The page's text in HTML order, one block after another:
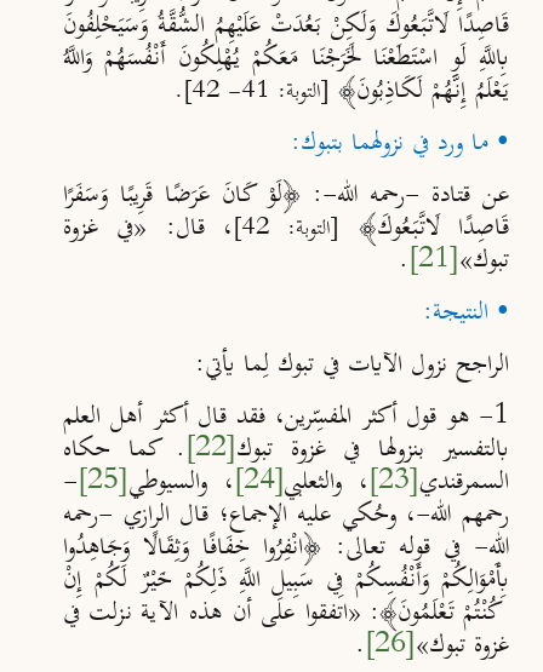
قَاصِدًا لَاتَّبَعُوكَ وَلَكِنْ بَعُدَتْ عَلَيْهِمُ الشُّقَّةُ وَسَيَحْلِفُونَ
بِاللَّهِ لَوِ اسْتَطَعْنَا لَخَرَجْنَا مَعَكُمْ يُهْلِكُونَ أَنْفُسَهُمْ وَاللَّهُ
يَعْلَمُ إِنَّهُمْ لَكَاذِبُونَ﴾ [التوبة: 41- 42].
• ما ورد في نزولهما بتبوك:
عن قتادة -رحمه الله-: ﴿لَوْ كَانَ ‌عَرَضًا قَرِيبًا وَسَفَرًا
قَاصِدًا لَاتَّبَعُوكَ﴾ [التوبة: 42] ، قال: «في غزوة
تبوك»[21]
.
• النتيجة:
الراجح نزول الآيات في تبوك لِما يأتي:
1- هو قول أكثر المفسِّرين، فقد قال أكثر أهل العلم
بالتفسير بنزولها في غزوة تبوك[22] . كما حكاه
السمرقندي[23] ، والثعلبي[24] ، والسيوطي[25]
-
رحمهم الله-، وحُكي عليه الإجماع؛ قال الرازي -رحمه
الله- في قوله تعالى: ﴿انْفِرُوا ‌خِفَافًا وَثِقَالًا وَجَاهِدُوا
بِأَمْوَالِكُمْ وَأَنْفُسِكُمْ فِي سَبِيلِ اللَّهِ ذَلِكُمْ خَيْرٌ لَكُمْ إِنْ
كُنْتُمْ تَعْلَمُونَ﴾: «اتفقوا على أن هذه الآية نزلت في
غزوة تبوك»[26]
.